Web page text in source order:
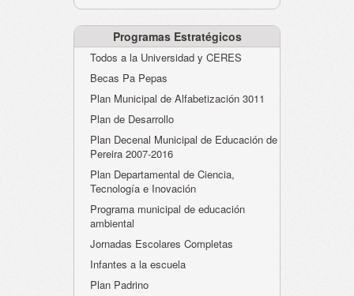
Humano-Cesantías
Programas Estratégicos
Todos a la Universidad y CERES
Becas Pa Pepas
Plan Municipal de Alfabetización 3011
Plan de Desarrollo
Plan Decenal Municipal de Educación de
Pereira 2007-2016
Plan Departamental de Ciencia,
Tecnología e Inovación
Programa municipal de educación
ambiental
Jornadas Escolares Completas
Infantes a la escuela
Plan Padrino